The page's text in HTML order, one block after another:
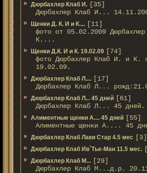
Дюрбахлер Клаб И. [35]
Дюрбахлер Клаб И...
Щенки Д. К. И и К.... [11]
фото от 05.02.2009
К....
Щенки Д.К. И и К. 19.02.09 [74]
фото Дюрбахлер Клаб И. и К.
19.02.09.
Дюрбахлер Клаб Л.... [17]
Дюрбахлер Клаб Л...
Дюрбахлер Клаб Л... 45 дней [61]
Дюрбахлер Клаб Л... 45 дней.
Алиментные щенки А.... 45 дней [55]
Алиментные щенки А.... 45
Дюрбахлер Клаб Лаки Стар 4.5 мес [3]
Дюрбахлер Клаб Ив`Тье-Ман 11.5 мес.
Дюрбахлер Клаб М... [29]
Дюрбахлер Клаб М...д.р.